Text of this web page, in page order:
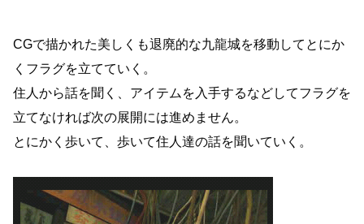
CGで描かれた美しくも退廃的な九龍城を移動してとにか
くフラグを立てていく。
住人から話を聞く、アイテムを入手するなどしてフラグを
立てなければ次の展開には進めません。
とにかく歩いて、歩いて住人達の話を聞いていく。